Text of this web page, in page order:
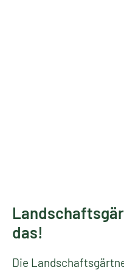
das!
Die